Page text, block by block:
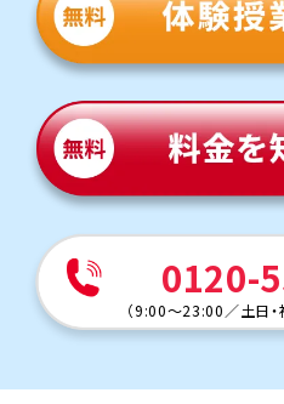
本番で確実に得点できる
からなかった問題をわかる
英語（教科書：開隆堂）
轟町中は授業で扱った文
の授業を復習することが
なかった問題を一つひとつ
・公立入試対策コース
千草台中学校
0120-
（9:00～23:00 ／土日